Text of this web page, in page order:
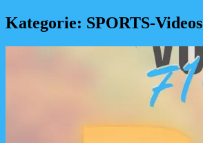
Kategorie: SPORTS-Videos